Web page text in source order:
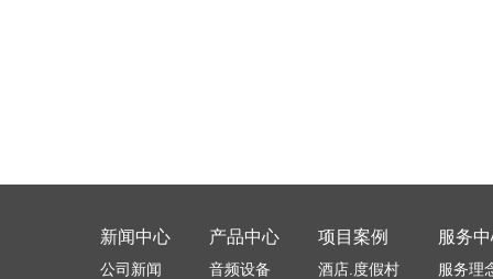
服务
服务理
项目案例
酒店.度假村
产品中心
音频设备
新闻中心
公司新闻